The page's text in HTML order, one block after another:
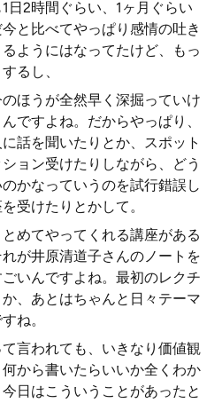
日2時間ぐらい、1ヶ月ぐらい
と比べてやっぱり感情の吐き
ようにはなってたけど、もっ
るし、
ほうが全然早く深掘っていけ
ですよね。だからやっぱり、
話を聞いたりとか、スポット
ョン受けたりしながら、どう
かなっていうのを試行錯誤し
受けたりとかして。
めてやってくれる講座がある
が井原清道子さんのノートを
いんですよね。最初のレクチ
、あとはちゃんと日々テーマ
ね。
言われても、いきなり価値観
から書いたらいいか全くわか
日はこういうことがあったと